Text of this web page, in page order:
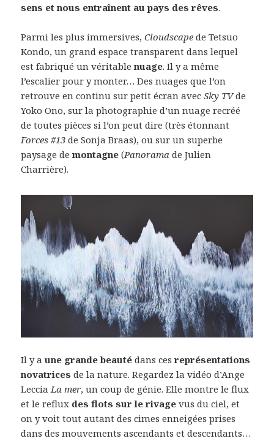
sens et nous entraînent au pays des rêves.
Parmi les plus immersives,Cloudscape de Tetsuo
Kondo, un grand espace transparent dans lequel
est fabriqué un véritablenuage. Il y a même
l’escalier pour y monter… Des nuages que l’on
retrouve en continu sur petit écran avecSky TVde
Yoko Ono, sur la photographie d’un nuage recréé
de toutes pièces si l’on peut dire (très étonnant
Forces #13 de Sonja Braas), ou sur un superbe
paysage demontagne (Panorama de Julien
Charrière).
Il y aune grande beauté dans cesreprésentations
novatrices de la nature. Regardez la vidéo d’Ange
LecciaLa mer, un coup de génie. Elle montre le flux
et le reflux des flots sur le rivage vus du ciel, et
on y voit tout autant des cimes enneigées prises
dans des mouvements ascendants et descendants…